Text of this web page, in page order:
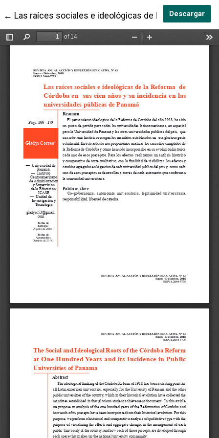
← Volver a los detalles del artículo
Las raíces sociales e ideológicas de la Reforma de
Descargar